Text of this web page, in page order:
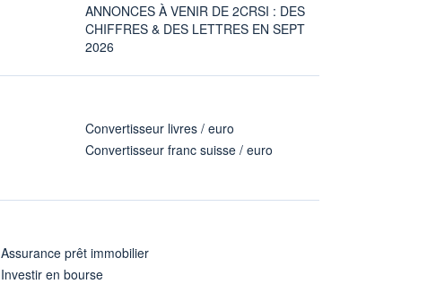
ANNONCES À VENIR DE 2CRSI : DES
CHIFFRES & DES LETTRES EN SEPT
2026
Convertisseur livres / euro
Convertisseur franc suisse / euro
Assurance prêt immobilier
Investir en bourse